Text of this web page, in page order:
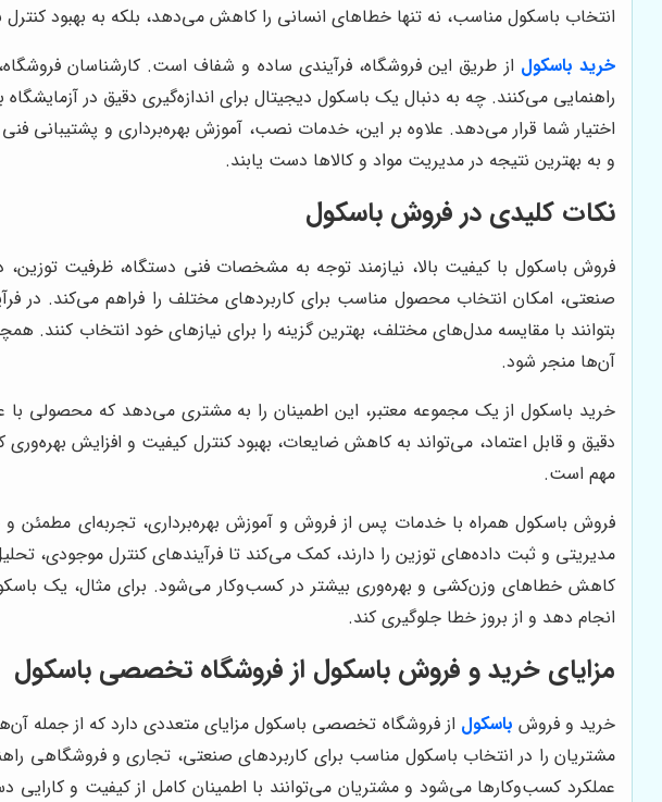
انتخاب باسکول مناسب، نه تنها خطاهای انسانی را کاهش می‌دهد، بلکه به بهبود
خرید باسکول از طریق این فروشگاه، فرآیندی ساده و شفاف است. کارشناسان
راهنمایی می‌کنند. چه به دنبال یک باسکول دیجیتال برای اندازه‌گیری دقیق در
اختیار شما قرار می‌دهد. علاوه بر این، خدمات نصب، آموزش بهره‌برداری و پشتیبانی
و به بهترین نتیجه در مدیریت مواد و کالاها دست یابند.
نکات کلیدی در فروش باسکول
فروش باسکول با کیفیت بالا، نیازمند توجه به مشخصات فنی دستگاه، ظرفیت
صنعتی، امکان انتخاب محصول مناسب برای کاربردهای مختلف را فراهم می‌کند. در
بتوانند با مقایسه مدل‌های مختلف، بهترین گزینه را برای نیازهای خود انتخاب
آن‌ها منجر شود.
خرید باسکول از یک مجموعه معتبر، این اطمینان را به مشتری می‌دهد که محصولی با
دقیق و قابل اعتماد، می‌تواند به کاهش ضایعات، بهبود کنترل کیفیت و افزایش
مهم است.
فروش باسکول همراه با خدمات پس از فروش و آموزش بهره‌برداری، تجربه‌ای مطمئن و
مدیریتی و ثبت داده‌های توزین را دارند، کمک می‌کند تا فرآیندهای کنترل موجودی،
کاهش خطاهای وزن‌کشی و بهره‌وری بیشتر در کسب‌وکار می‌شود. برای مثال، یک باسکول
انجام دهد و از بروز خطا جلوگیری کند.
مزایای خرید و فروش باسکول از فروشگاه تخصصی باسکول
خرید و فروش باسکول از فروشگاه تخصصی باسکول مزایای متعددی دارد که از جمله
مشتریان را در انتخاب باسکول مناسب برای کاربردهای صنعتی، تجاری و فروشگاهی
عملکرد کسب‌وکارها می‌شود و مشتریان می‌توانند با اطمینان کامل از کیفیت و